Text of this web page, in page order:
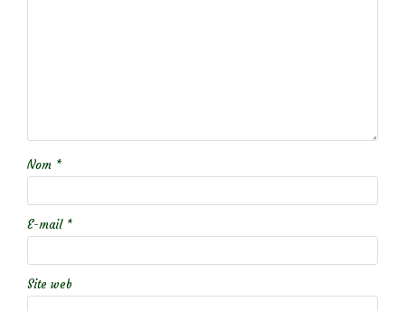
Nom *
E-mail *
Site web